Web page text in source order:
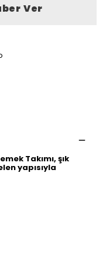
Ver
Takımı, şık
yapısıyla